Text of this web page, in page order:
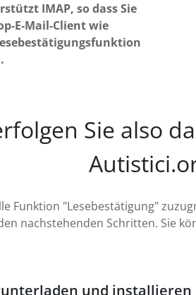
IMAP, so dass Sie
E-Mail-Client wie
Sie also
Funktion "Lesebestätigung"
nachstehenden Schritten. Sie
und installieren